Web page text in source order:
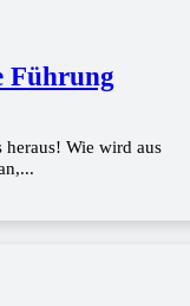
Führung
heraus! Wie wird aus